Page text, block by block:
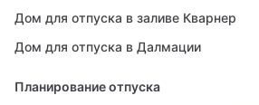
Дом для отпуска в заливе Кварнер
Дом для отпуска в Далмации
Планирование отпуска